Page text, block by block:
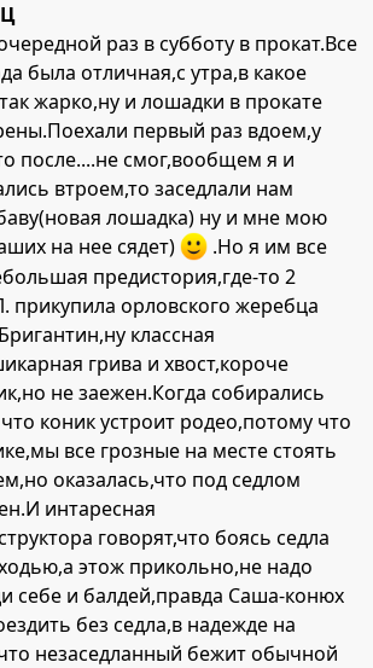
раз в субботу в прокат.Все
была отличная,с утра,в какое
жарко,ну и лошадки в прокате
первый раз вдоем,у
после....не смог,вообщем я и
втроем,то заседлали нам
лошадка) ну и мне мою
на нее сядет)
.Но я им все
предистория,где-то 2
прикупила орловского жеребца
классная
грива и хвост,короче
не заежен.Когда собирались
коник устроит родео,потому что
все грозные на месте стоять
оказалась,что под седлом
интаресная
говорят,что боясь седла
этож прикольно,не надо
себе и балдей,правда Саша-конюх
без седла,в надежде на
незаседланный бежит обычной